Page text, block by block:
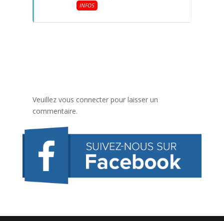
INFOS
Veuillez vous connecter pour laisser un
commentaire.